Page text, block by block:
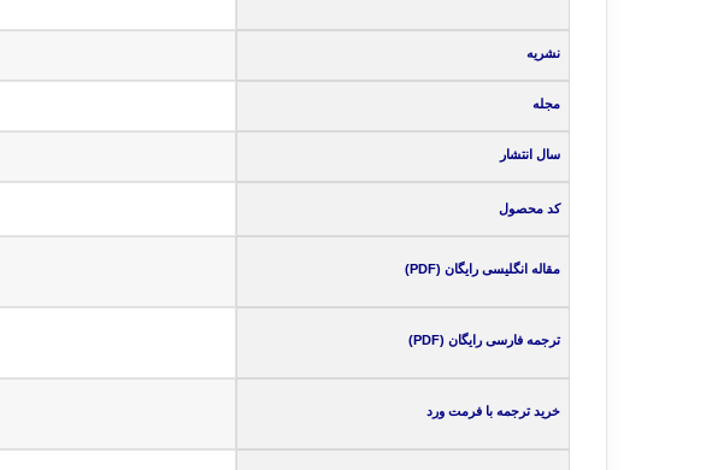
نشریه
مجله
سال انتشار
کد محصول
مقاله انگلیسی رایگان (PDF)
ترجمه فارسی رایگان (PDF)
خرید ترجمه با فرمت ورد